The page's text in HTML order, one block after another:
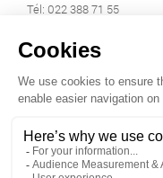
Tél: 022 388 71 55
info@geneveterroir.ge.ch
STAY INFORMED
ALL THE TERROIR